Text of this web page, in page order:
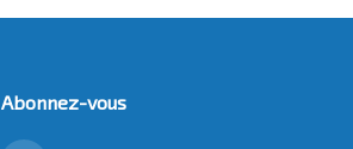
Abonnez-vous